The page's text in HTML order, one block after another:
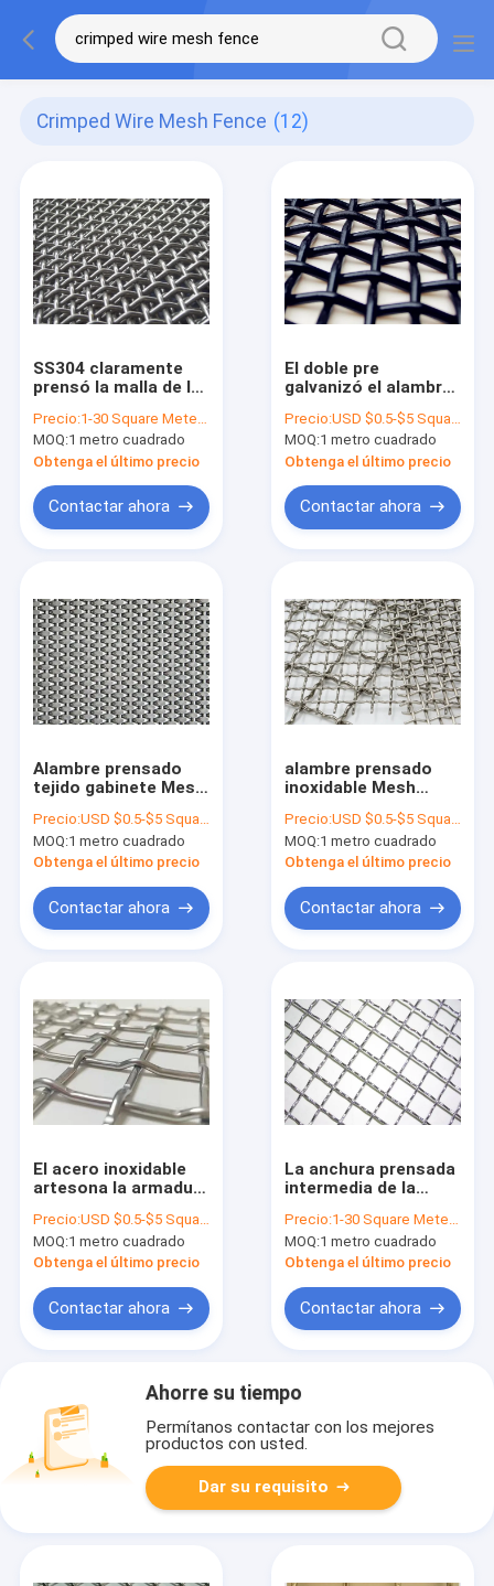
Crimped Wire Mesh Fence (12)
SS304 claramente
prensó la malla de la
Fence Carbon Steel
Mining del alambre
Precio:1-30 Square Meter $20/Square Meter >30 Square Meters $15/Square Meter
MOQ:1 metro cuadrado
Obtenga el último precio
Contactar ahora
El doble pre
galvanizó el alambre
Fence Using 6m m
Precio:USD $0.5-$5 Square Meter
MOQ:1 metro cuadrado
Obtenga el último precio
Contactar ahora
Alambre prensado
tejido gabinete Mesh
pantalla 1 pulgada de
decorativo
Precio:USD $0.5-$5 Square Meter
MOQ:1 metro cuadrado
Obtenga el último precio
Contactar ahora
alambre prensado
inoxidable Mesh
Construction Rigid
Barbecue de 0.5m m
Precio:USD $0.5-$5 Square Meter
MOQ:1 metro cuadrado
Obtenga el último precio
Contactar ahora
El acero inoxidable
artesona la armadura
alambre 2x2 de la
encrespadura de la
cerradura de 15m m
Precio:USD $0.5-$5 Square Meter
MOQ:1 metro cuadrado
Obtenga el último precio
Contactar ahora
La anchura prensada
intermedia de la
SS316L SS310
modificó para
requisitos
Precio:1-30 Square Meter $5/Square Meter >30 Square Meters $3/Square Meter
MOQ:1 metro cuadrado
Obtenga el último precio
Contactar ahora
Ahorre su tiempo
Permítanos contactar con los mejores
productos con usted.
Dar su requisito